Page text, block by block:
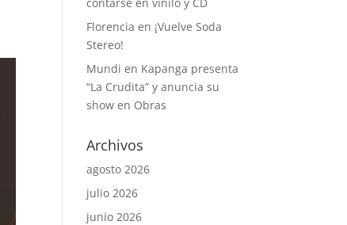
Florencia en ¡Vuelve Soda
Stereo!
Mundi en Kapanga presenta
“La Crudita” y anuncia su
show en Obras
Archivos
agosto 2026
julio 2026
junio 2026